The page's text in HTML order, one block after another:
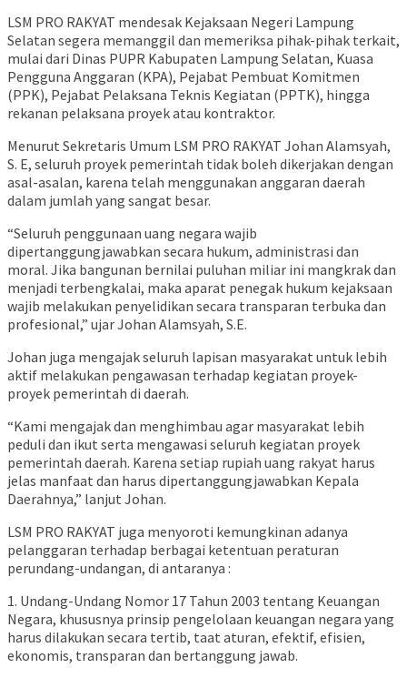
LSM PRO RAKYAT mendesak Kejaksaan Negeri Lampung
Selatan segera memanggil dan memeriksa pihak-pihak terkait,
mulai dari Dinas PUPR Kabupaten Lampung Selatan, Kuasa
Pengguna Anggaran (KPA), Pejabat Pembuat Komitmen
(PPK), Pejabat Pelaksana Teknis Kegiatan (PPTK), hingga
rekanan pelaksana proyek atau kontraktor.
Menurut Sekretaris Umum LSM PRO RAKYAT Johan Alamsyah,
S. E, seluruh proyek pemerintah tidak boleh dikerjakan dengan
asal-asalan, karena telah menggunakan anggaran daerah
dalam jumlah yang sangat besar.
“Seluruh penggunaan uang negara wajib
dipertanggungjawabkan secara hukum, administrasi dan
moral. Jika bangunan bernilai puluhan miliar ini mangkrak dan
menjadi terbengkalai, maka aparat penegak hukum kejaksaan
wajib melakukan penyelidikan secara transparan terbuka dan
profesional,” ujar Johan Alamsyah, S.E.
Johan juga mengajak seluruh lapisan masyarakat untuk lebih
aktif melakukan pengawasan terhadap kegiatan proyek-
proyek pemerintah di daerah.
“Kami mengajak dan menghimbau agar masyarakat lebih
peduli dan ikut serta mengawasi seluruh kegiatan proyek
pemerintah daerah. Karena setiap rupiah uang rakyat harus
jelas manfaat dan harus dipertanggungjawabkan Kepala
Daerahnya,” lanjut Johan.
LSM PRO RAKYAT juga menyoroti kemungkinan adanya
pelanggaran terhadap berbagai ketentuan peraturan
perundang-undangan, di antaranya :
1. Undang-Undang Nomor 17 Tahun 2003 tentang Keuangan
Negara, khususnya prinsip pengelolaan keuangan negara yang
harus dilakukan secara tertib, taat aturan, efektif, efisien,
ekonomis, transparan dan bertanggung jawab.